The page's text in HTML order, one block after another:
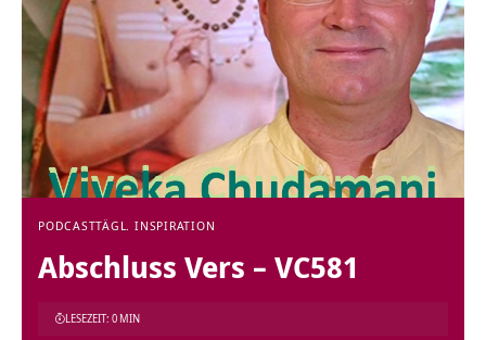
PODCASTTÄGL. INSPIRATION
Abschluss Vers – VC581
LESEZEIT: 0 MIN